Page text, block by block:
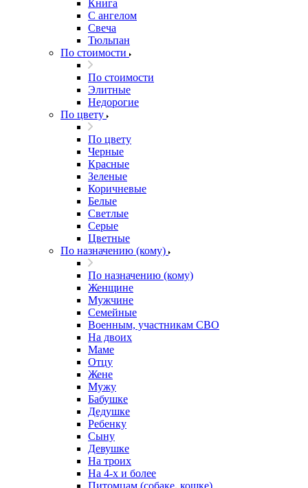
Книга
С ангелом
Свеча
Тюльпан
По стоимости
По стоимости
Элитные
Недорогие
По цвету
По цвету
Черные
Красные
Зеленые
Коричневые
Белые
Светлые
Серые
Цветные
По назначению (кому)
По назначению (кому)
Женщине
Мужчине
Семейные
Военным, участникам СВО
На двоих
Маме
Отцу
Жене
Мужу
Бабушке
Дедушке
Ребенку
Сыну
Девушке
На троих
На 4-х и более
Питомцам (собаке, кошке)